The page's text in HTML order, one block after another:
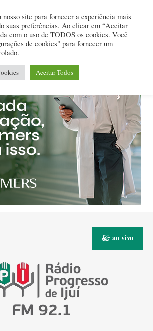
ao vivo
nosso site para fornecer a experiência mais
suas preferências. Ao clicar em “Aceitar
com o uso de TODOS os cookies. Você
de cookies" para fornecer um
Aceitar Todos